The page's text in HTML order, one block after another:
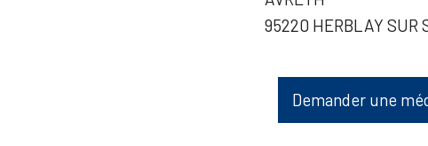
95220 HERBLAY SUR
Demander une